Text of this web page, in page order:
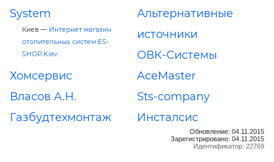
System
Киев — Интернет магазин
отопительных систем ES-
SHOP.Kiev.
Альтернативные
источники
ОВК-Системы
Хомсервис
AceMaster
Власов А.Н.
Sts-company
Газбудтехмонтаж
Инсталсис
Обновление: 04.11.2015
Зарегистрировано: 04.11.2015
Идентификатор: 22769